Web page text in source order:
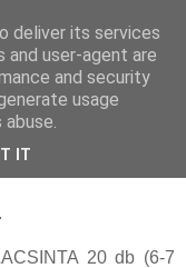
20 db (6-7
deliver its services
and user-agent are
and security
usage
IT